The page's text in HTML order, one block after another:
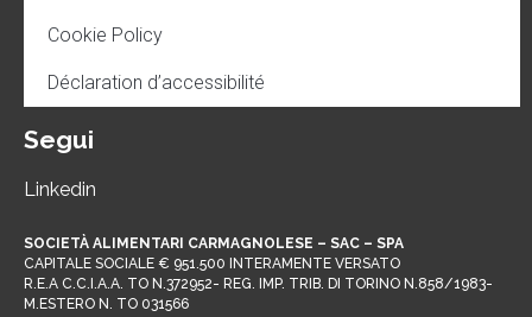
Cookie Policy
Déclaration d’accessibilité
Segui
Linkedin
SOCIETÀ ALIMENTARI CARMAGNOLESE – SAC – SPA
CAPITALE SOCIALE € 951.500 INTERAMENTE VERSATO
R.E.A C.C.I.A.A. TO N.372952- REG. IMP. TRIB. DI TORINO N.858/1983-
M.ESTERO N. TO 031566